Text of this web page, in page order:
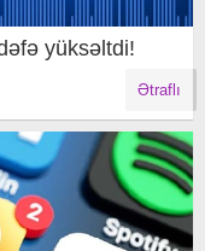
yüksəltdi!
Ətraflı